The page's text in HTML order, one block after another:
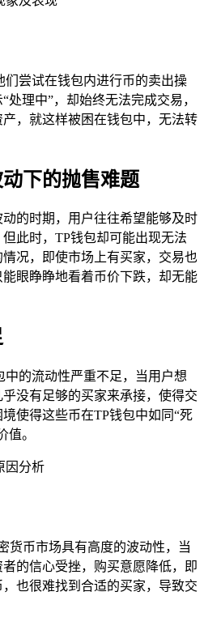
们尝试在钱包内进行币的卖出操
理中”，却始终无法完成交易，
，就这样被困在钱包中，无法转
动下的抛售难题
的时期，用户往往希望能够及时
此时，TP钱包却可能出现无法
况，即使市场上有买家，交易也
眼睁睁地看着币价下跌，却无能
中的流动性严重不足，当用户想
没有足够的买家来承接，使得交
使得这些币在TP钱包中如同“死
值。
因分析
货币市场具有高度的波动性，当
的信心受挫，购买意愿降低，即
也很难找到合适的买家，导致交